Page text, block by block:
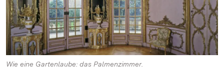
Wie eine Gartenlaube: das Palmenzimmer.